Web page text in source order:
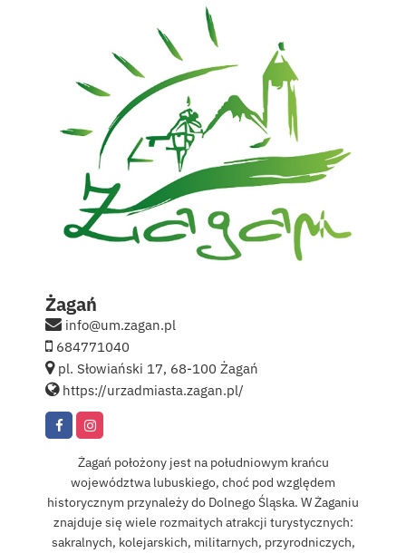
Kontakt
English
Żagań
684771040
pl. Słowiański 17, 68-100 Żagań
info@um.zagan.pl
https://urzadmiasta.zagan.pl/
Żagań położony jest na południowym krańcu
województwa lubuskiego, choć pod względem
historycznym przynależy do Dolnego Śląska. W Żaganiu
znajduje się wiele rozmaitych atrakcji turystycznych:
sakralnych, kolejarskich, militarnych, przyrodniczych,